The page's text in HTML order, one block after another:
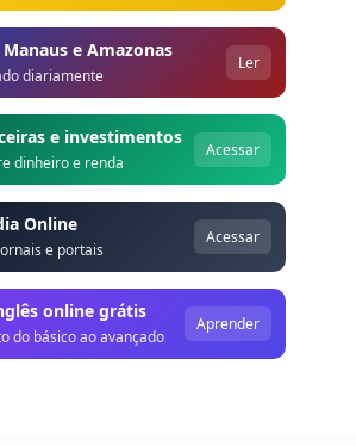
e Amazonas
diariamente
Ler
e investimentos
dinheiro e renda
Acessar
Online
e portais
Acessar
online grátis
do básico ao avançado
Aprender